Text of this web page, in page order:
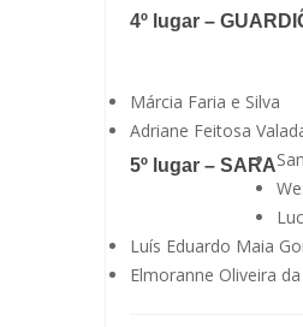
4º lugar –
Márcia Faria e Silva
Adriane Feitosa
5º lugar – SARA
Luís Eduardo Maia
Elmoranne Oliveira da